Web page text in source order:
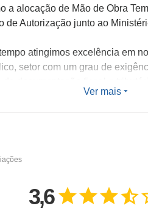
a alocação de Mão de Obra
de Autorização junto ao
atingimos excelência em
setor com um grau de
só a atender bem nossos
muitas vezes até os
nos locais de trabalho.
Ver mais
3,6